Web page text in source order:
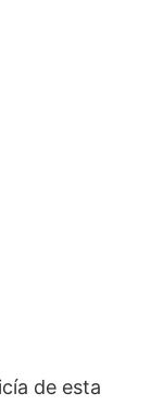
de esta